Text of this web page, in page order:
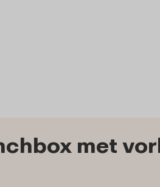
met